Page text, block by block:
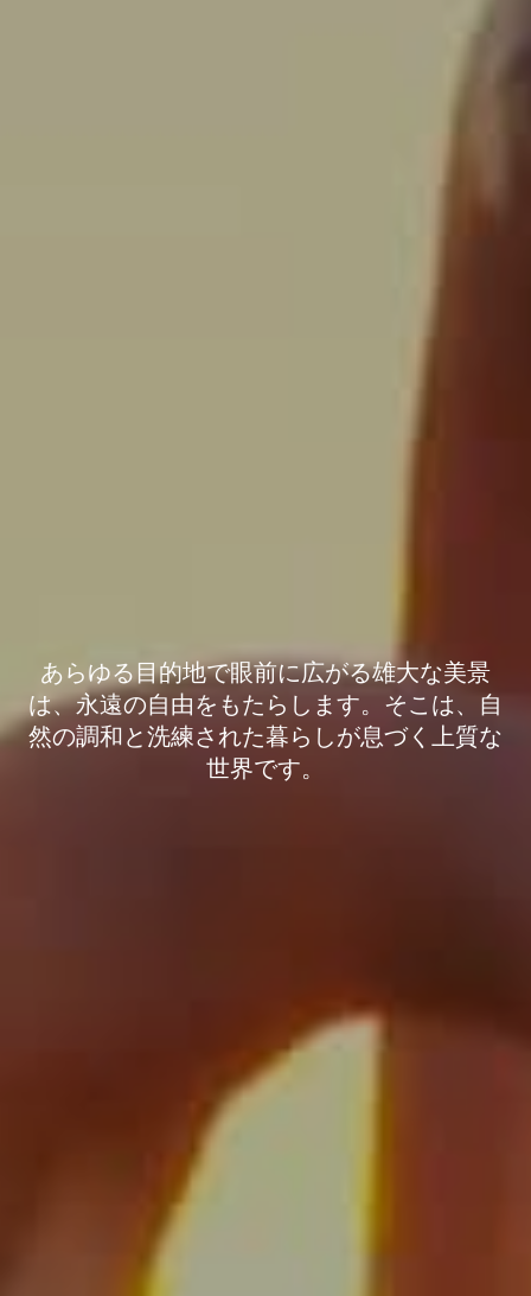
Lykia World
で、ありのま
まの自分に還
る、極上のひ
とときを。
あらゆる目的地で眼前に広がる雄大な美景
は、永遠の自由をもたらします。そこは、自
然の調和と洗練された暮らしが息づく上質な
世界です。